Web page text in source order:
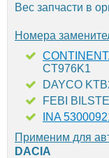
Вес запчасти в
Номера
CT976K1
DAYCO
FEBI
INA
Применим для
DACIA